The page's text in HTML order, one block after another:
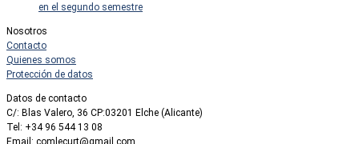
en el segundo semestre
Nosotros
Contacto
Quienes somos
Protección de datos
Datos de contacto
C/: Blas Valero, 36 CP:03201 Elche (Alicante)
Tel: +34 96 544 13 08
Email: comlecurt@gmail.com